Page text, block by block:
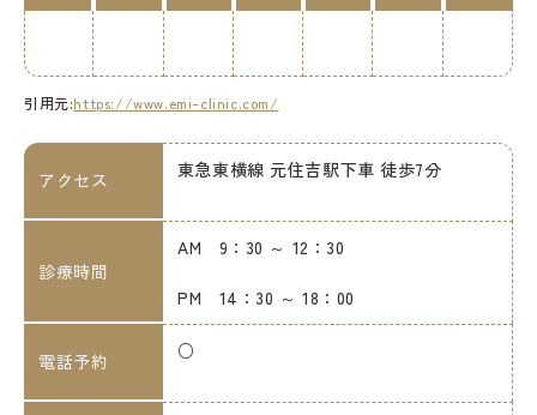
引用元:https://www.emi-clinic.com/
アクセス 東急東横線 元住吉駅下車 徒歩7分
診療時間
AM 9：30 ～ 12：30
PM 14：30 ～ 18：00
電話予約 ○